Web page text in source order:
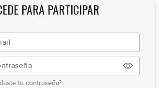
PARA PARTICIPAR
tu contraseña?